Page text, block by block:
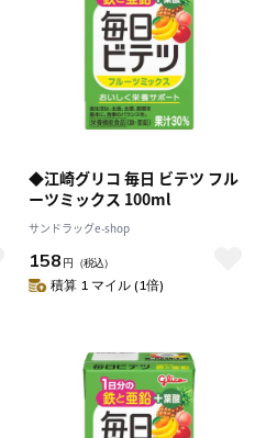
◆江崎グリコ 毎日 ビテツ フル
ーツミックス 100ml
サンドラッグe-shop
158 円 （税込）
積算 1 マイル (1倍)